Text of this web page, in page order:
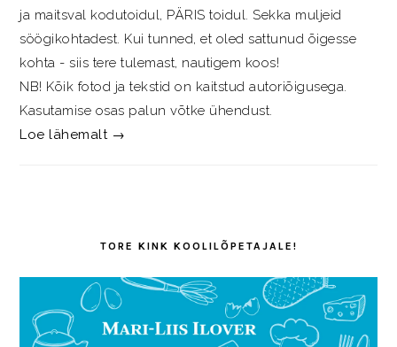
ja maitsval kodutoidul, PÄRIS toidul. Sekka muljeid
söögikohtadest. Kui tunned, et oled sattunud õigesse
kohta - siis tere tulemast, nautigem koos!
NB! Kõik fotod ja tekstid on kaitstud autoriõigusega.
Kasutamise osas palun võtke ühendust.
Loe lähemalt →
TORE KINK KOOLILÕPETAJALE!